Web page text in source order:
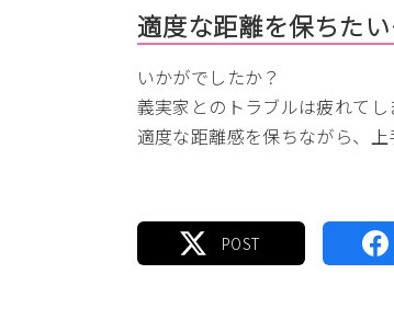
適度な距離を保ちた
いかがでしたか？
義実家とのトラブルは疲れてし
適度な距離感を保ちながら、上